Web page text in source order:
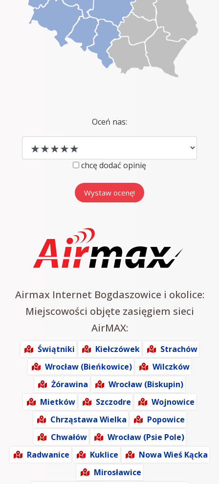
Oceń nas:
chcę dodać opinię
Airmax Internet Bogdaszowice i okolice:
Miejscowości objęte zasięgiem sieci
AirMAX:
Świątniki Kiełczówek
Strachów
Wrocław (Bieńkowice)
Wilczków
Żórawina
Wrocław (Biskupin)
Mietków
Szczodre
Wojnowice
Chrząstawa Wielka
Popowice
Chwałów
Wrocław (Psie Pole)
Radwanice
Kuklice
Nowa Wieś Kącka
Mirosławice